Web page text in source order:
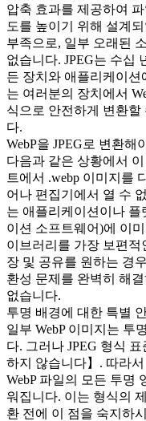
압축 효과를 제공하여
도를 높이기 위해 설계
부족으로, 일부 오래된
없습니다. JPEG는 수십
든 장치와 애플리케이션
는 여러분의 장치에서
식으로 안전하게 변환할
다.
WebP을 JPEG로 변환
다음과 같은 상황에서
트에서 .webp 이미지를
어나 편집기에서 열 수
는 애플리케이션이나 플
이션 소프트웨어)에 이
이브러리를 가장 보편적
장 및 공유를 원하는 경
환성 문제를 완벽히 해
없습니다.
투명 배경에 대한 특별
일부 WebP 이미지는 투
다. 그러나 JPEG 형식
하지 않습니다】. 따라
WebP 파일의 모든 투명
워집니다. 이는 형식의
환 전에 이 점을 숙지하